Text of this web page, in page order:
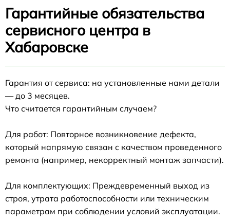
Гарантийные обязательства
сервисного центра в
Хабаровске
Гарантия от сервиса: на установленные нами детали
— до 3 месяцев.
Что считается гарантийным случаем?
Для работ: Повторное возникновение дефекта,
который напрямую связан с качеством проведенного
ремонта (например, некорректный монтаж запчасти).
Для комплектующих: Преждевременный выход из
строя, утрата работоспособности или техническим
параметрам при соблюдении условий эксплуатации.